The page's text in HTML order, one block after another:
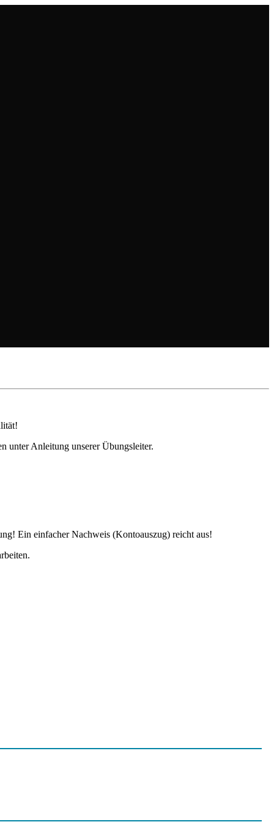
unter Anleitung unserer Übungsleiter.
Ein einfacher Nachweis (Kontoauszug) reicht aus!